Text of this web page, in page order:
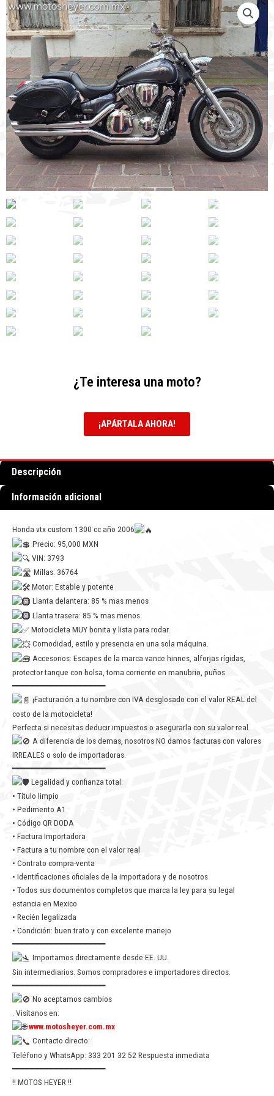
¿Te interesa una moto?
¡APÁRTALA AHORA!
Descripción
Información adicional
Honda vtx custom 1300 cc año 2006
Precio: 95,000 MXN
VIN: 3793
Millas: 36764
Motor: Estable y potente
Llanta delantera: 85 % mas menos
Llanta trasera: 85 % mas menos
Motocicleta MUY bonita y lista para rodar.
Comodidad, estilo y presencia en una sola máquina.
Accesorios: Escapes de la marca vance hinnes, alforjas rígidas,
protector tanque con bolsa, toma corriente en manubrio, puños
━━━━━━━━━━━━━━━━━━━
¡Facturación a tu nombre con IVA desglosado con el valor REAL del
costo de la motocicleta!
Perfecta si necesitas deducir impuestos o asegurarla con su valor real.
A diferencia de los demas, nosotros NO damos facturas con valores
IRREALES o solo de importadoras.
━━━━━━━━━━━━━━━━━━━
Legalidad y confianza total:
• Título limpio
• Pedimento A1
• Código QR DODA
• Factura Importadora
• Factura a tu nombre con el valor real
• Contrato compra-venta
• Identificaciones oficiales de la importadora y de nosotros
• Todos sus documentos completos que marca la ley para su legal
estancia en Mexico
• Recién legalizada
• Condición: buen trato y con excelente manejo
━━━━━━━━━━━━━━━━━━━
Importamos directamente desde EE. UU.
Sin intermediarios. Somos compradores e importadores directos.
━━━━━━━━━━━━━━━━━━━
No aceptamos cambios
. Visítanos en:
www.motosheyer.com.mx
Contacto directo:
Teléfono y WhatsApp: 333 201 32 52 Respuesta inmediata
━━━━━━━━━━━━━━━━━━━
!! MOTOS HEYER !!